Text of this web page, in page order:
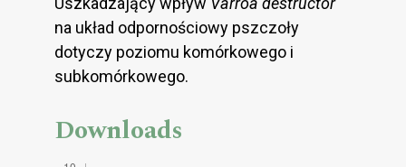
na układ odpornościowy pszczoły
dotyczy poziomu komórkowego i
subkomórkowego.
Downloads